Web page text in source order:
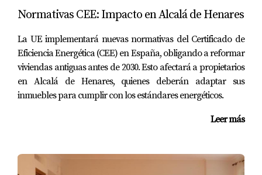
estilo de vida vibrante, cada grupo tiene sus propias
necesidades y deseos. Al adaptar tu enfoque a estos
perfiles específicos, no solo aumentarás tus posibilidades
de venta, sino que también contribuirás a crear una
experiencia positiva para el comprador. Recuerda
siempre destacar las características únicas de tu
propiedad y proporcionar información relevante sobre
optimizar tu estrategia inmobiliaria o deseas conocer
más sobre cómo atraer a estos compradores
Normativas CEE: Impacto en Alcalá de Henares
La UE implementará nuevas normativas del Certificado de
Eficiencia Energética (CEE) en España, obligando a reformar
viviendas antiguas antes de 2030. Esto afectará a propietarios
en Alcalá de Henares, quienes deberán adaptar sus
inmuebles para cumplir con los estándares energéticos.
Leer más